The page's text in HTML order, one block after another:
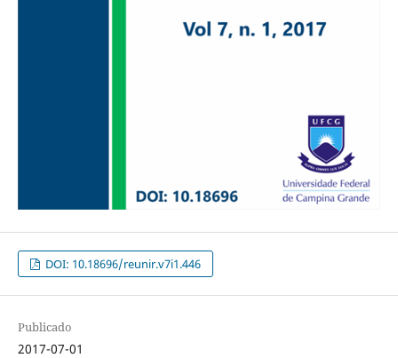
DOI: 10.18696/reunir.v7i1.446
Publicado
2017-07-01